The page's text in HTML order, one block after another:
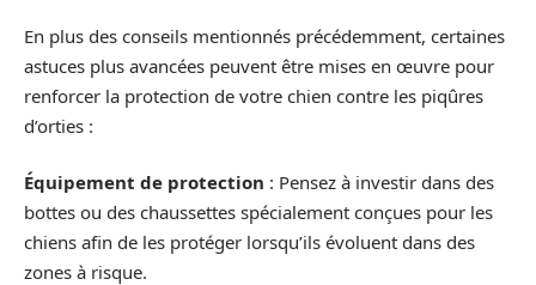
En plus des conseils mentionnés précédemment, certaines
astuces plus avancées peuvent être mises en œuvre pour
renforcer la protection de votre chien contre les piqûres
d’orties :
Équipement de protection : Pensez à investir dans des
bottes ou des chaussettes spécialement conçues pour les
chiens afin de les protéger lorsqu’ils évoluent dans des
zones à risque.